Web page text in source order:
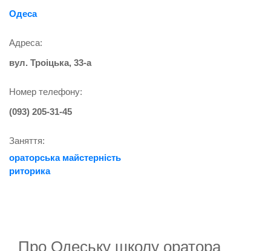
Одеса
Адреса:
вул. Троiцька, 33-а
Номер телефону:
(093) 205-31-45
Заняття:
ораторська майстерність
риторика
Про Одеську школу оратора